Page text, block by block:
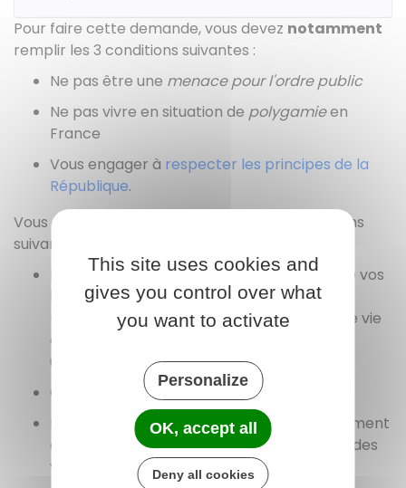
Pour faire cette demande, vous devez notamment
remplir les 3 conditions suivantes :
Ne pas être une menace pour l'ordre public
Ne pas vivre en situation de polygamieen
France
Vous engager à respecter les principes de la
République.
Vous devrez justifier de l'ensemble des conditions
suivantes :
Réalité, ancienneté, intensité et stabilité de vos
liens personnels et familiaux en France
(ancienneté de votre présence et de votre vie
de couple en France, enfants nés de cette
union, etc.)
Conditions d'existence en France
Insertion dans la société française (notamment
en tenant compte de votre connaissance des
valeurs de la République).
This site uses cookies and
gives you control over what
you want to activate
Personalize
OK, accept all
Deny all cookies